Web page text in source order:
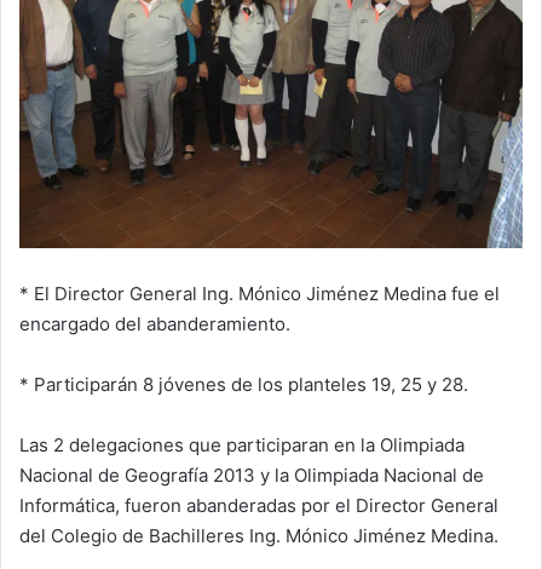
* El Director General Ing. Mónico Jiménez Medina fue el
encargado del abanderamiento.
* Participarán 8 jóvenes de los planteles 19, 25 y 28.
Las 2 delegaciones que participaran en la Olimpiada
Nacional de Geografía 2013 y la Olimpiada Nacional de
Informática, fueron abanderadas por el Director General
del Colegio de Bachilleres Ing. Mónico Jiménez Medina.